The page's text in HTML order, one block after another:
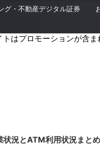
グ・不動産デジタル証券
トはプロモーションが含ま
状況とATM利用状況まと